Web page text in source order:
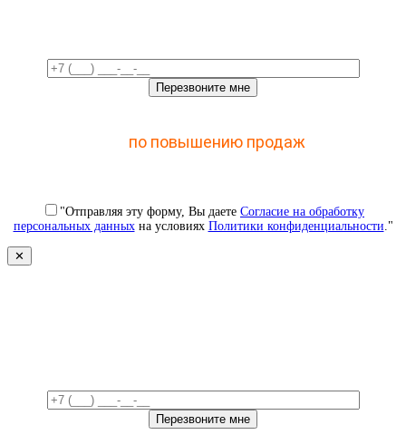
по повышению продаж
"Отправляя эту форму, Вы даете Согласие на обработку
персональных данныхна условиях Политики конфиденциальности."
✕